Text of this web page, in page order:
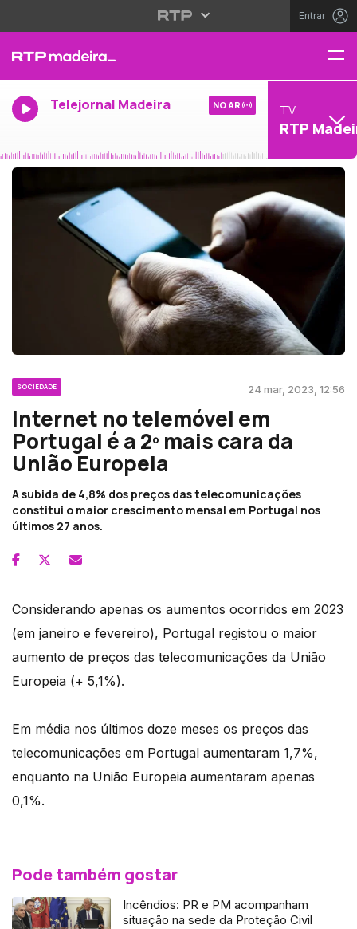
Entrar
Telejornal Madeira NO AR TV
RTP
SOCIEDADE 24 mar, 2023, 12:56
Internet no telemóvel em
Portugal é a 2º mais cara da
União Europeia
A subida de 4,8% dos preços das telecomunicações
constitui o maior crescimento mensal em Portugal nos
últimos 27 anos.
Considerando apenas os aumentos ocorridos em 2023
(em janeiro e fevereiro), Portugal registou o maior
aumento de preços das telecomunicações da União
Europeia (+ 5,1%).
Em média nos últimos doze meses os preços das
telecomunicações em Portugal aumentaram 1,7%,
enquanto na União Europeia aumentaram apenas
0,1%.
Pode também gostar
Incêndios: PR e PM acompanham
situação na sede da Proteção Civil